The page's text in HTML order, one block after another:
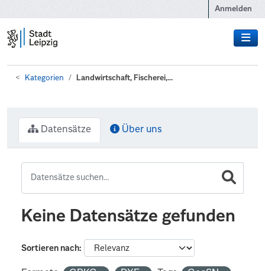
Anmelden
Kategorien Landwirtschaft, Fischerei,...
Datensätze Über uns
Keine Datensätze gefunden
Sortieren nach